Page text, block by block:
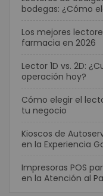
bodegas: ¿Cómo
Los mejores
farmacia en 2026
Lector 1D vs. 2D:
operación hoy?
Cómo elegir el
tu negocio
Kioscos de
en la Experiencia
Impresoras POS
en la Atención al